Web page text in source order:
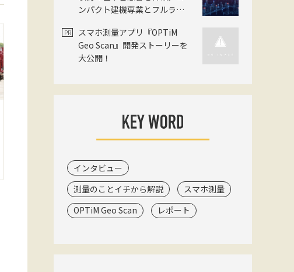
ンパクト建機専業とフルライ
スマホ測量アプリ『OPTiM
Geo Scan』開発ストーリーを
大公開！
インタビュー
測量のことイチから解説
スマホ測量
OPTiM Geo Scan
レポート